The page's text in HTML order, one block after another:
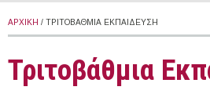
ΑΡΧΙΚΉ / ΤΡΙΤΟΒΆΘΜΙΑ ΕΚΠΑΊΔΕΥΣΗ
Τριτοβάθμια